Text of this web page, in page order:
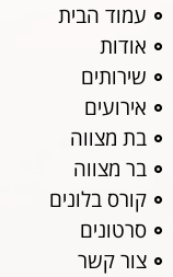
עמוד הבית
אודות
שירותים
אירועים
בת מצווה
בר מצווה
קורס בלונים
סרטונים
צור קשר